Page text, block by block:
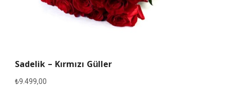
Sadelik – Kırmızı Güller
₺9.499,00